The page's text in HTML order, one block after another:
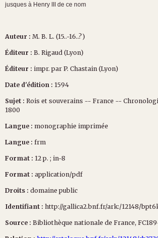
jusques à Henry III de ce nom
Auteur : M. B. L. (15..-16..?)
Éditeur : B. Rigaud (Lyon)
Éditeur : impr. par P. Chastain (Lyon)
Date d'édition : 1594
Sujet : Rois et souverains -- France --
1800
Langue : monographie imprimée
Langue : frm
Format : 12 p. ; in-8
Format : application/pdf
Droits : domaine public
Identifiant : http://gallica2.bnf.fr/ark:/12148/
Source : Bibliothèque nationale de France,